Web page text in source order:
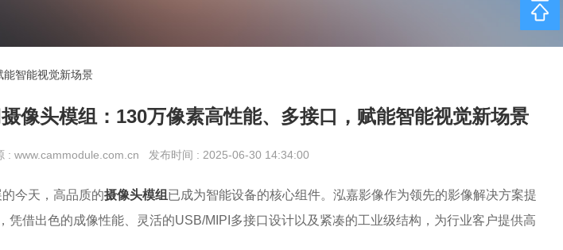
智能视觉新场景
像头模组：130万像素高性能、多接口，赋能智能视觉新场景
: www.cammodule.com.cn 发布时间 : 2025-06-30 14:34:00
今天，高品质的摄像头模组 已成为智能设备的核心组件。泓嘉影像作为领先的影像解决方案提
凭借出色的成像性能、灵活的USB/MIPI多接口设计以及紧凑的工业级结构，为行业客户提供高